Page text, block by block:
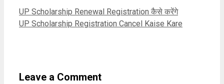
UP Scholarship Renewal Registration कैसे करेंगे
UP Scholarship Registration Cancel Kaise Kare
Leave a Comment